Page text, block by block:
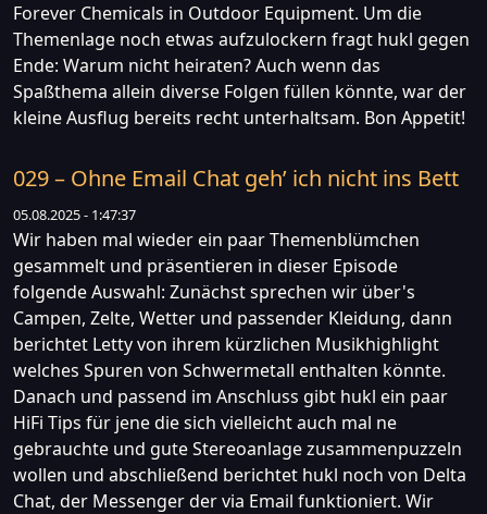
Forever Chemicals in Outdoor Equipment. Um die
Themenlage noch etwas aufzulockern fragt hukl gegen
Ende: Warum nicht heiraten? Auch wenn das
Spaßthema allein diverse Folgen füllen könnte, war der
kleine Ausflug bereits recht unterhaltsam. Bon Appetit!
029 – Ohne Email Chat geh’ ich nicht ins Bett
05.08.2025 - 1:47:37
Wir haben mal wieder ein paar Themenblümchen
gesammelt und präsentieren in dieser Episode
folgende Auswahl: Zunächst sprechen wir über's
Campen, Zelte, Wetter und passender Kleidung, dann
berichtet Letty von ihrem kürzlichen Musikhighlight
welches Spuren von Schwermetall enthalten könnte.
Danach und passend im Anschluss gibt hukl ein paar
HiFi Tips für jene die sich vielleicht auch mal ne
gebrauchte und gute Stereoanlage zusammenpuzzeln
wollen und abschließend berichtet hukl noch von Delta
Chat, der Messenger der via Email funktioniert. Wir